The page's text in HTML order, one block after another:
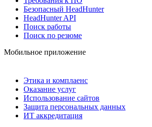
Безопасный HeadHunter
HeadHunter API
Поиск работы
Поиск по резюме
Мобильное приложение
Этика и комплаенс
Оказание услуг
Использование сайтов
Защита персональных данных
ИТ аккредитация